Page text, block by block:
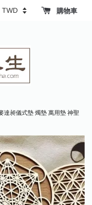
購物車
達昶儀式墊 燭墊 萬用墊 神聖